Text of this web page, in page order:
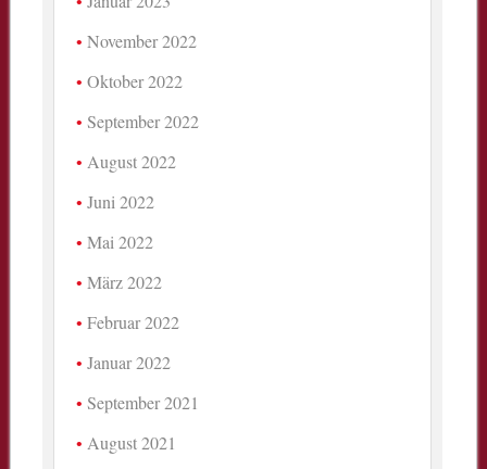
November 2022
Oktober 2022
September 2022
August 2022
Juni 2022
Mai 2022
März 2022
Februar 2022
Januar 2022
September 2021
August 2021